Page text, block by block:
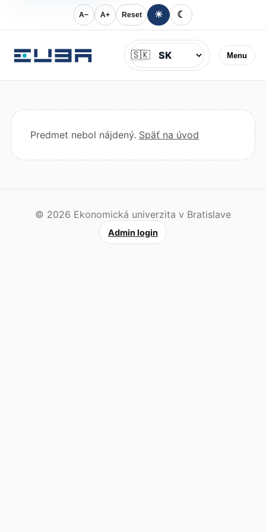
A− A+ Reset ☀ ☾
Menu
Jazyk
🇸🇰
Predmet nebol nájdený. Späť na úvod
© 2026 Ekonomická univerzita v Bratislave
Admin login